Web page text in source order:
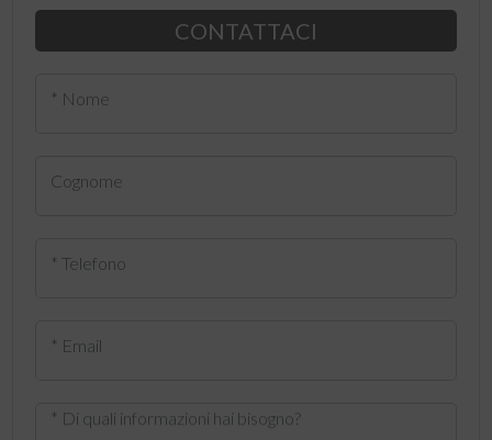
CONTATTACI
* Nome
Cognome
* Telefono
* Email
* Di quali informazioni hai bisogno?